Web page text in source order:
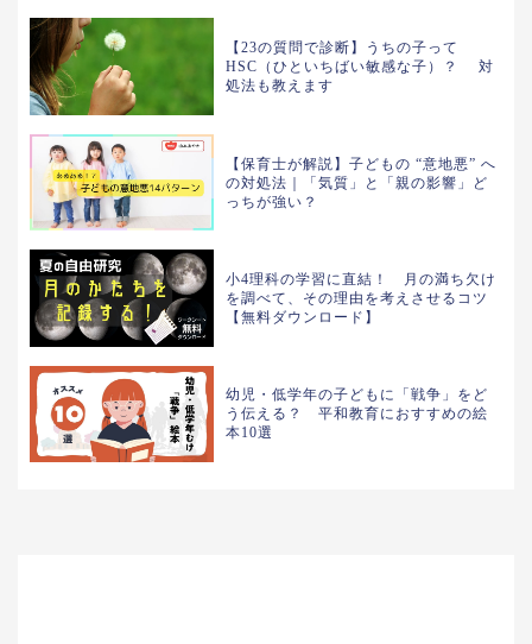
【23の質問で診断】うちの子って
HSC（ひといちばい敏感な子）？ 対
処法も教えます
【保育士が解説】子どもの “意地悪” へ
の対処法｜「気質」と「親の影響」ど
っちが強い？
小4理科の学習に直結！ 月の満ち欠け
を調べて、その理由を考えさせるコツ
【無料ダウンロード】
幼児・低学年の子どもに「戦争」をど
う伝える？ 平和教育におすすめの絵
本10選